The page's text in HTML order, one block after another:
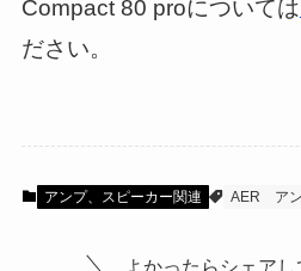
Compact 80 proについては
ださい。
アンプ、スピーカー関連 AER ア
よかったらシェアし